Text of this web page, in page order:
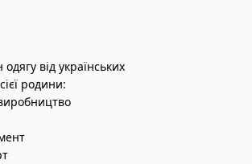
від українських
родини: